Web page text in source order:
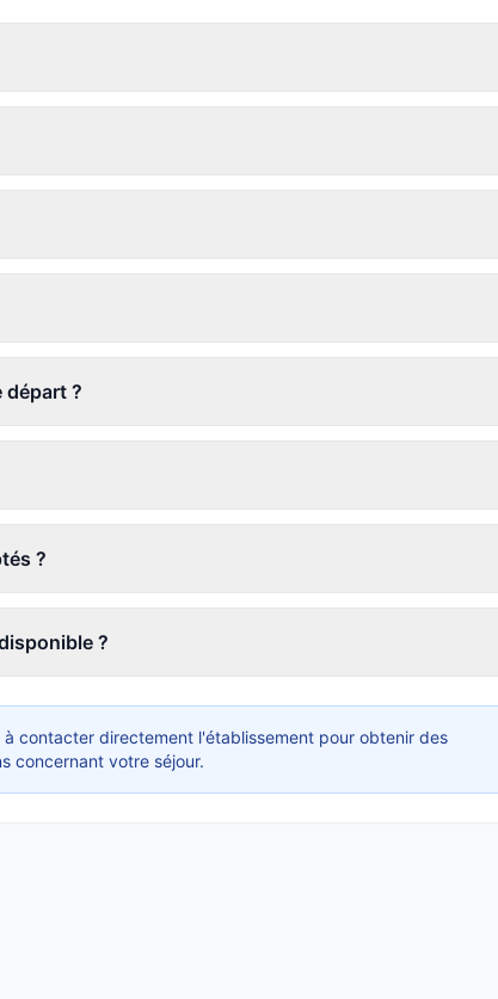
départ ?
?
?
à contacter directement l'établissement pour obtenir des
concernant votre séjour.